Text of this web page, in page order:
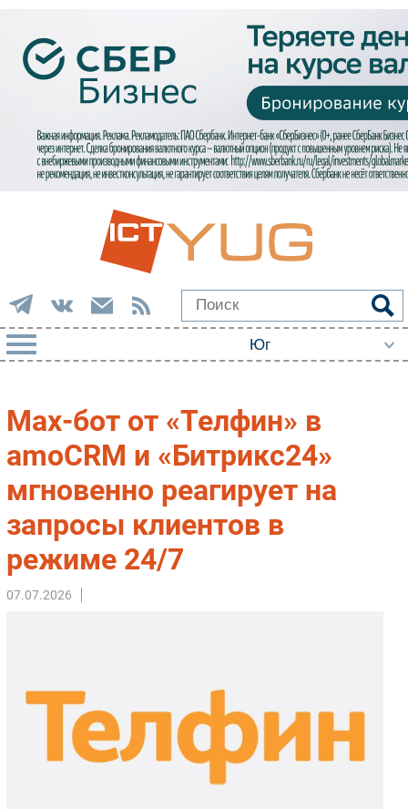
Импорто­замещение
Автоматизация Промышленности
Интернет
Фиксированная связь
Интеграция
Рынок ПК
ПО
Outsourcing
Кадры
Регулирование
Max-бот от «Телфин» в
amoCRM и «Битрикс24»
мгновенно реагирует на
запросы клиентов в
режиме 24/7
07.07.2026